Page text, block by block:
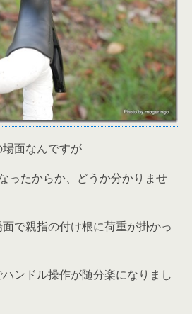
面なんですが
ったからか、どうか分かりませ
で親指の付け根に荷重が掛かっ
ンドル操作が随分楽になりまし